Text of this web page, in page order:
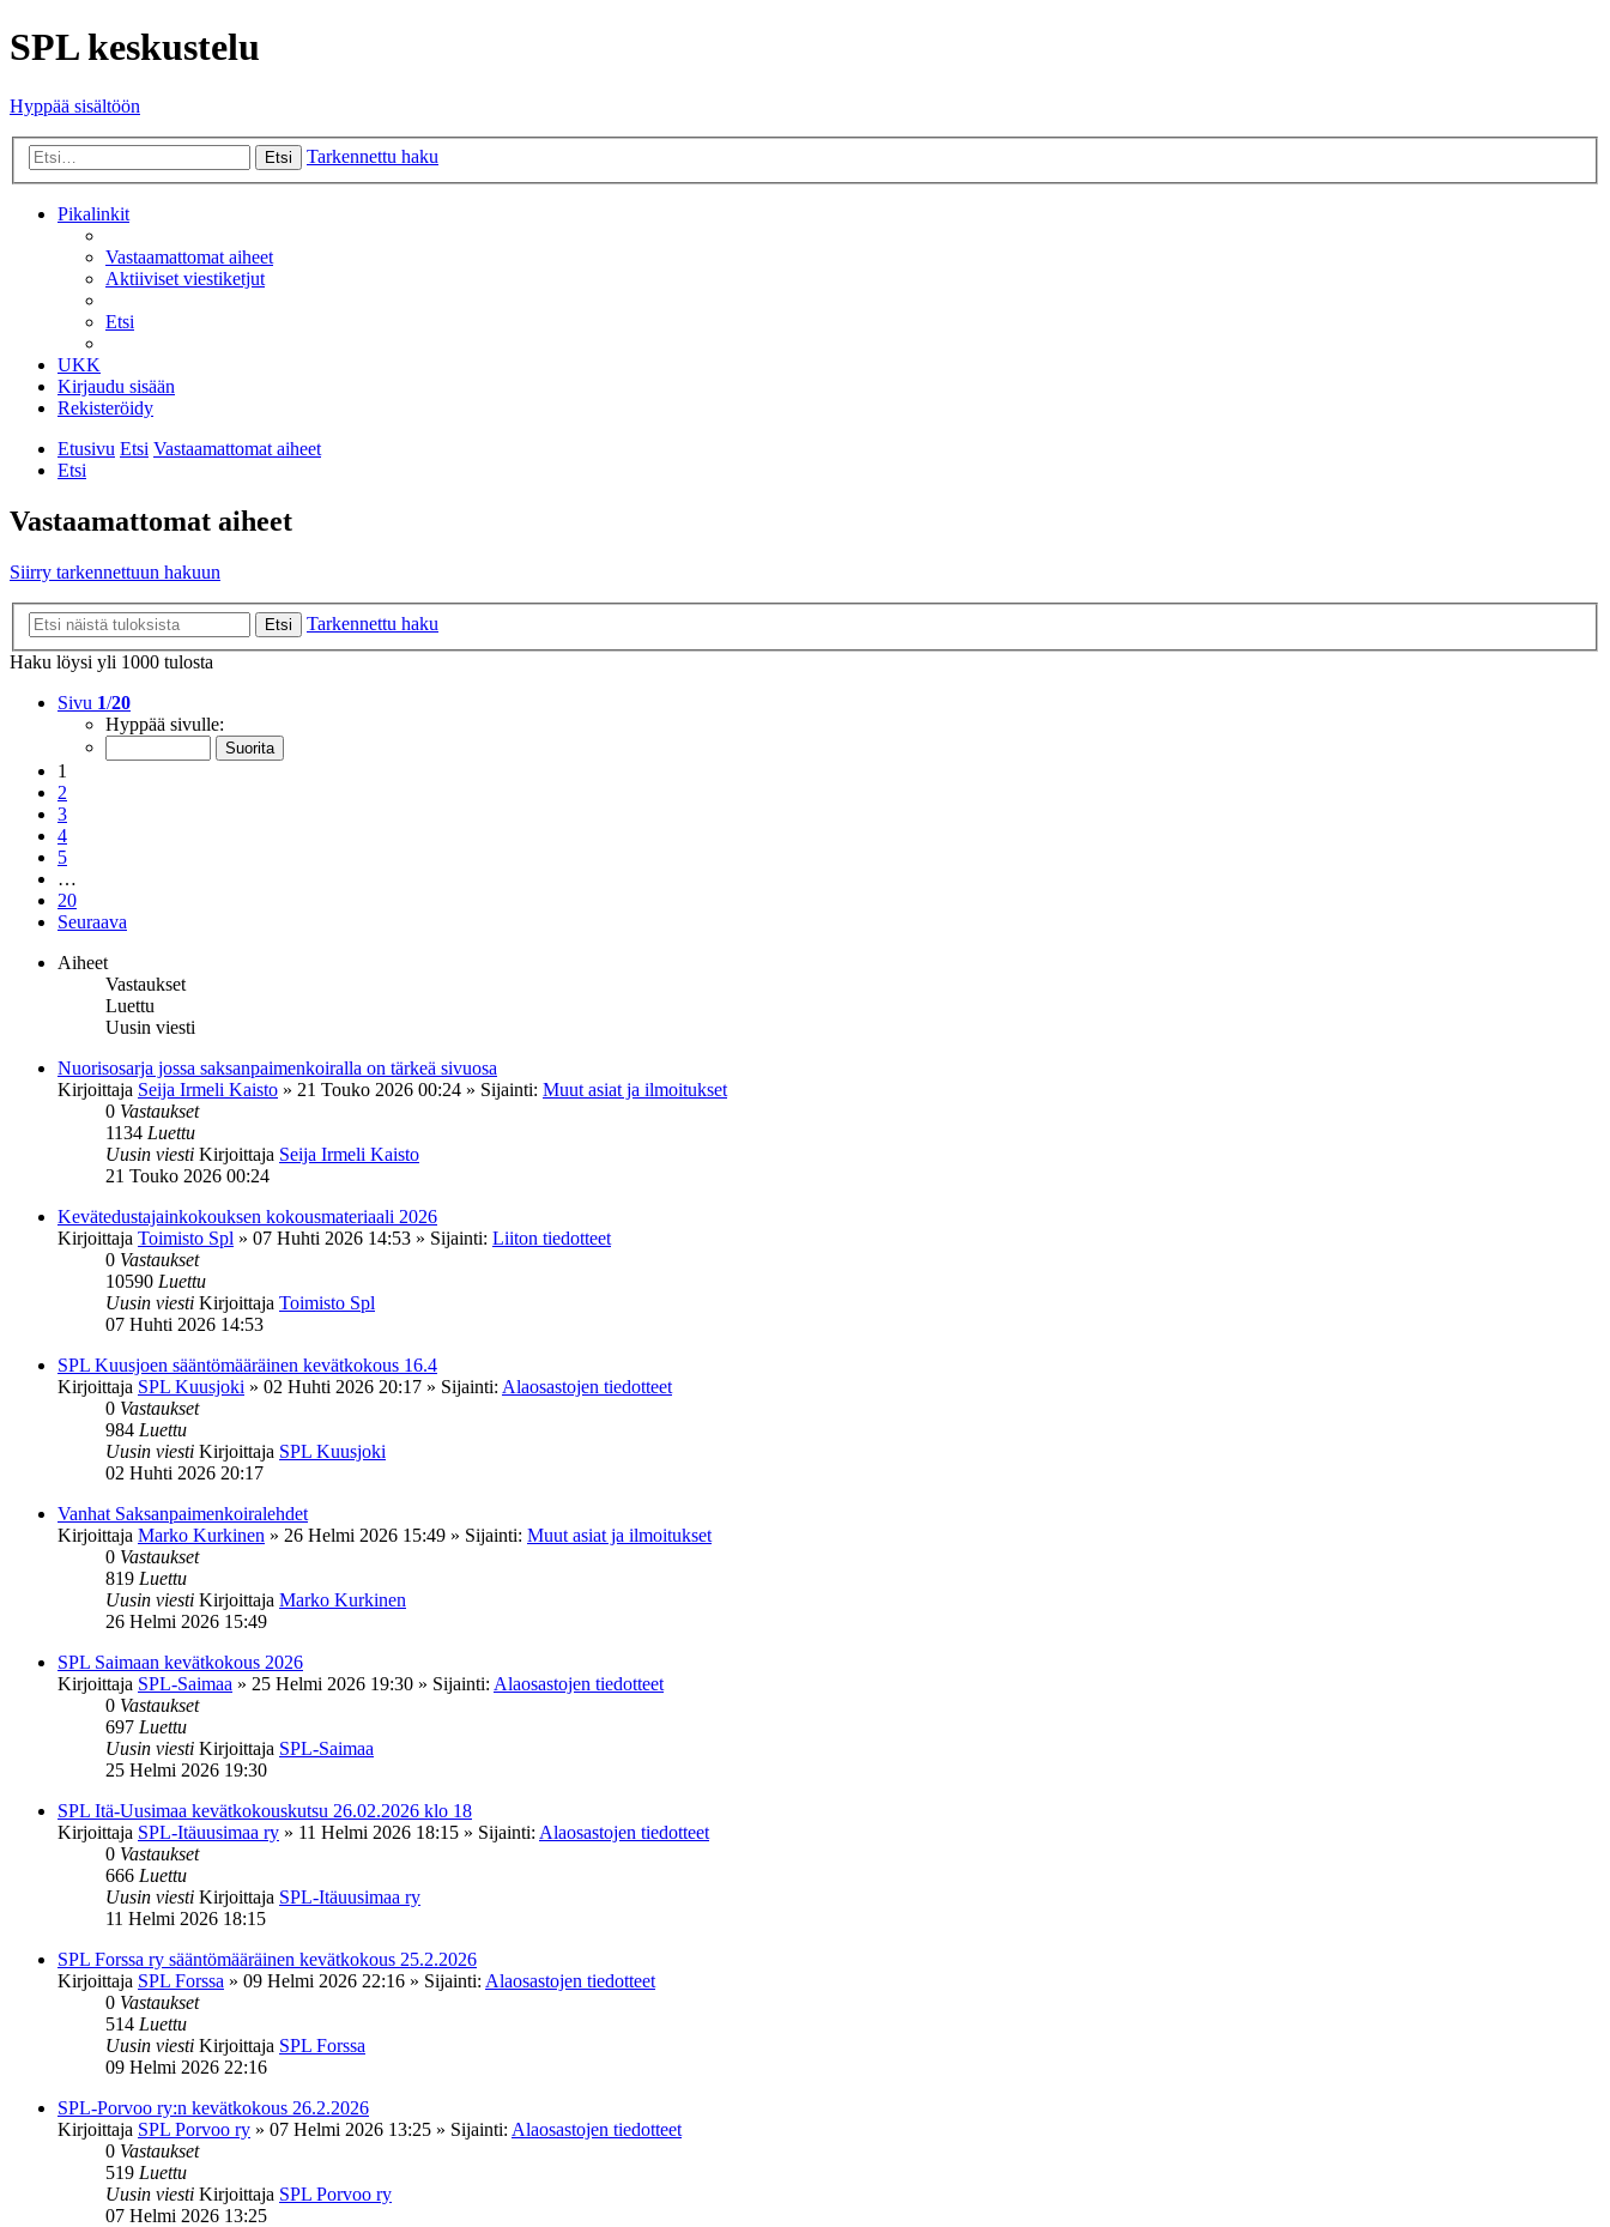
SPL keskustelu
Hyppää sisältöön
Etsi Tarkennettu haku
Pikalinkit
Vastaamattomat aiheet
Aktiiviset viestiketjut
Etsi
UKK
Kirjaudu sisään
Rekisteröidy
Etusivu Etsi Vastaamattomat aiheet
Etsi
Vastaamattomat aiheet
Siirry tarkennettuun hakuun
Etsi
Tarkennettu haku
Haku löysi yli 1000 tulosta
Sivu 1/20
Hyppää sivulle:
1
2
3
4
5
…
20
Seuraava
Aiheet
Vastaukset
Luettu
Uusin viesti
Nuorisosarja jossa saksanpaimenkoiralla on tärkeä sivuosa
Kirjoittaja Seija Irmeli Kaisto » 21 Touko 2026 00:24 » Sijainti: Muut asiat ja ilmoitukset
0 Vastaukset
1134 Luettu
Uusin viesti Kirjoittaja Seija Irmeli Kaisto
21 Touko 2026 00:24
Kevätedustajainkokouksen kokousmateriaali 2026
Kirjoittaja Toimisto Spl » 07 Huhti 2026 14:53 » Sijainti: Liiton tiedotteet
0 Vastaukset
10590 Luettu
Uusin viesti Kirjoittaja Toimisto Spl
07 Huhti 2026 14:53
SPL Kuusjoen sääntömääräinen kevätkokous 16.4
Kirjoittaja SPL Kuusjoki » 02 Huhti 2026 20:17 » Sijainti: Alaosastojen tiedotteet
0 Vastaukset
984 Luettu
Uusin viesti Kirjoittaja SPL Kuusjoki
02 Huhti 2026 20:17
Vanhat Saksanpaimenkoiralehdet
Kirjoittaja Marko Kurkinen » 26 Helmi 2026 15:49 » Sijainti: Muut asiat ja ilmoitukset
0 Vastaukset
819 Luettu
Uusin viesti Kirjoittaja Marko Kurkinen
26 Helmi 2026 15:49
SPL Saimaan kevätkokous 2026
Kirjoittaja SPL-Saimaa » 25 Helmi 2026 19:30 » Sijainti: Alaosastojen tiedotteet
0 Vastaukset
697 Luettu
Uusin viesti Kirjoittaja SPL-Saimaa
25 Helmi 2026 19:30
SPL Itä-Uusimaa kevätkokouskutsu 26.02.2026 klo 18
Kirjoittaja SPL-Itäuusimaa ry » 11 Helmi 2026 18:15 » Sijainti: Alaosastojen tiedotteet
0 Vastaukset
666 Luettu
Uusin viesti Kirjoittaja SPL-Itäuusimaa ry
11 Helmi 2026 18:15
SPL Forssa ry sääntömääräinen kevätkokous 25.2.2026
Kirjoittaja SPL Forssa » 09 Helmi 2026 22:16 » Sijainti: Alaosastojen tiedotteet
0 Vastaukset
514 Luettu
Uusin viesti Kirjoittaja SPL Forssa
09 Helmi 2026 22:16
SPL-Porvoo ry:n kevätkokous 26.2.2026
Kirjoittaja SPL Porvoo ry » 07 Helmi 2026 13:25 » Sijainti: Alaosastojen tiedotteet
0 Vastaukset
519 Luettu
Uusin viesti Kirjoittaja SPL Porvoo ry
07 Helmi 2026 13:25